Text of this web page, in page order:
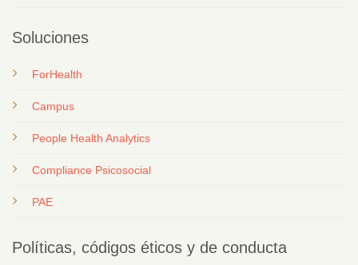
Soluciones
ForHealth
Campus
People Health Analytics
Compliance Psicosocial
PAE
Políticas, códigos éticos y de conducta